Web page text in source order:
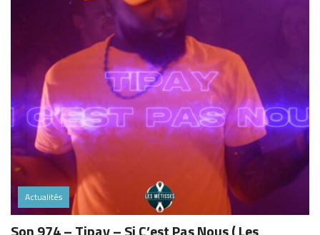
Actualités